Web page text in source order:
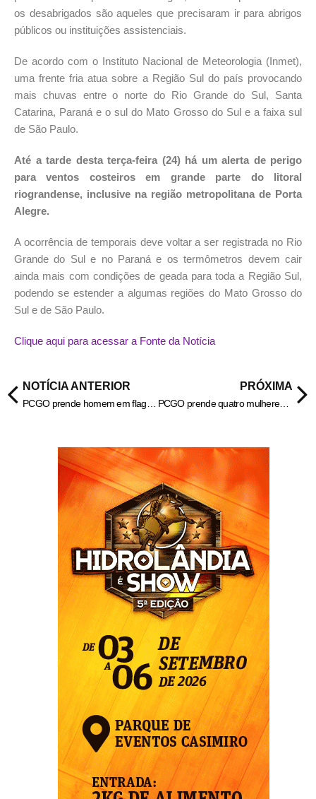
os desabrigados são aqueles que precisaram ir para abrigos
públicos ou instituições assistenciais.
De acordo com o Instituto Nacional de Meteorologia (Inmet),
uma frente fria atua sobre a Região Sul do país provocando
mais chuvas entre o norte do Rio Grande do Sul, Santa
Catarina, Paraná e o sul do Mato Grosso do Sul e a faixa sul
de São Paulo.
Até a tarde desta terça-feira (24) há um alerta de perigo
para ventos costeiros em grande parte do litoral
riograndense, inclusive na região metropolitana de Porta
Alegre.
A ocorrência de temporais deve voltar a ser registrada no Rio
Grande do Sul e no Paraná e os termômetros devem cair
ainda mais com condições de geada para toda a Região Sul,
podendo se estender a algumas regiões do Mato Grosso do
Sul e de São Paulo.
Clique aqui para acessar a Fonte da Notícia
NOTÍCIA ANTERIOR
PCGO prende homem em flagrante por matar o próprio pai em Goiânia – Policia Civil do Estado de Goiás
PRÓXIMA
PCGO prende quatro mulheres suspeitas de aplicar golpe do “book fotográfico” em Goiânia – Policia Civil do Estado de Goiás